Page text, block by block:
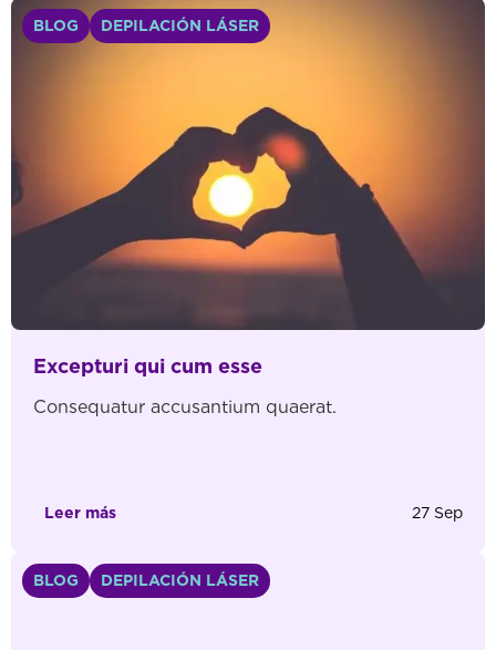
Sequi omnis et aut quam velit Distinctio iure
tempore […]
BLOG DEPILACIÓN LÁSER
Excepturi qui cum esse
Consequatur accusantium quaerat.
Leer más 27 Sep
BLOG DEPILACIÓN LÁSER